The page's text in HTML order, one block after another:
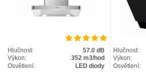
Hlučnost:
57.0 dB
Výkon:
352 m3/hod
Osvětlení:
LED diody
Hlučnost:
Výkon:
Osvětlení: